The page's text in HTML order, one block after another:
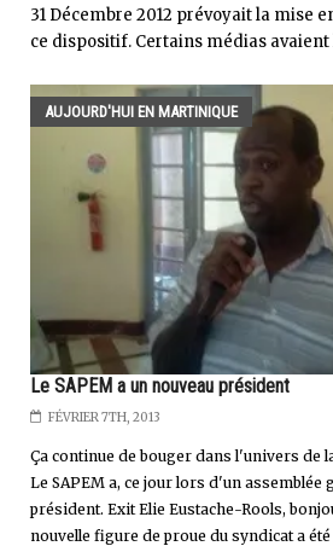
31 Décembre 2012 prévoyait la mise
ce dispositif. Certains médias avaient
AUJOURD'HUI EN MARTINIQUE
Le SAPEM a un nouveau président
FÉVRIER 7TH, 2013
Ça continue de bouger dans l'univers de
Le SAPEM a, ce jour lors d'un assemblée
président. Exit Elie Eustache-Rools,
nouvelle figure de proue du syndicat a